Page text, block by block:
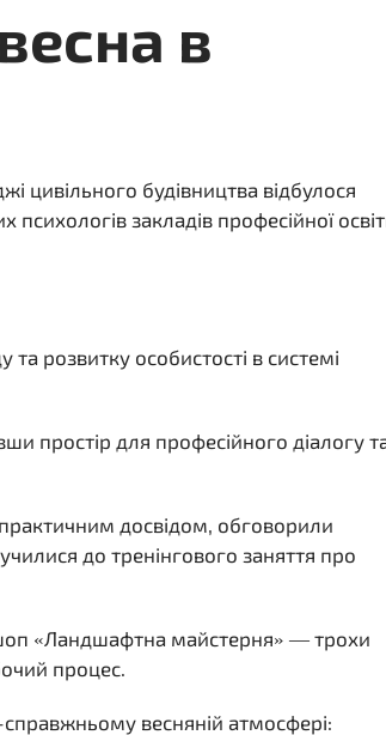
в
цивільного будівництва відбулося
психологів закладів професійної
розвитку особистості в системі
простір для професійного діалогу
досвідом, обговорили
до тренінгового заняття про
«Ландшафтна майстерня» — трохи
процес.
весняній атмосфері: